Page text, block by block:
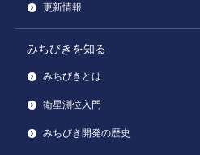
更新情報
みちびきを知る
みちびきとは
衛星測位入門
みちびき開発の歴史